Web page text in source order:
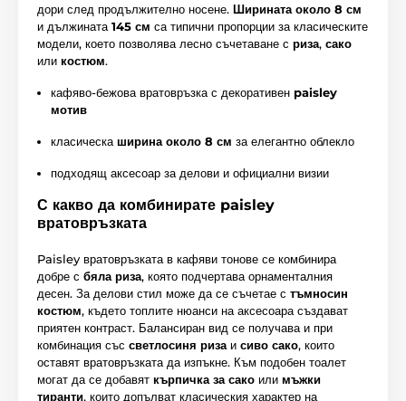
дори след продължително носене. Ширината около 8 см
и дължината 145 см са типични пропорции за класическите
модели, което позволява лесно съчетаване с риза, сако
или костюм.
кафяво-бежова вратовръзка с декоративен paisley
мотив
класическа ширина около 8 см за елегантно облекло
подходящ аксесоар за делови и официални визии
С какво да комбинирате paisley
вратовръзката
Paisley вратовръзката в кафяви тонове се комбинира
добре с бяла риза, която подчертава орнаменталния
десен. За делови стил може да се съчетае с тъмносин
костюм, където топлите нюанси на аксесоара създават
приятен контраст. Балансиран вид се получава и при
комбинация със светлосиня риза и сиво сако, които
оставят вратовръзката да изпъкне. Към подобен тоалет
могат да се добавят кърпичка за сако или мъжки
тиранти, които допълват класическия характер на